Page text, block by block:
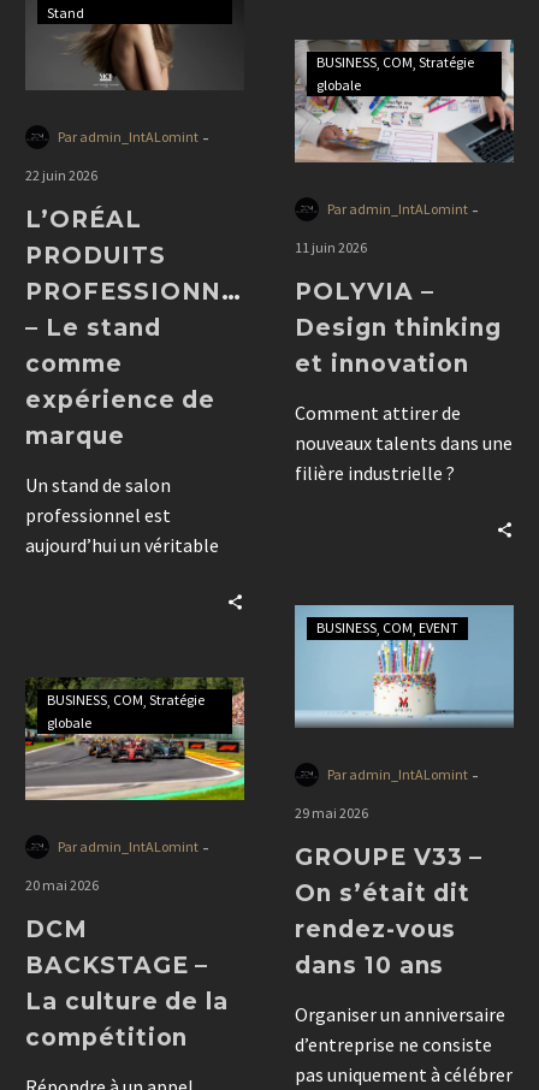
un rendez-vous
institutionnel en véritable
expérience de
communication.
Stand
Par admin_IntALomint -
22 juin 2026
L’ORÉAL
PRODUITS
PROFESSIONNELS
– Le stand
comme
expérience de
marque
Un stand de salon
professionnel est
aujourd’hui un véritable
Découvrez comment DCM
visibilité, les échanges et
l’engagement des
visiteurs.
BUSINESS COM Stratégie
globale
Par admin_IntALomint -
11 juin 2026
POLYVIA –
Design thinking
et innovation
Comment attirer de
nouveaux talents dans une
filière industrielle ?
pédagogiques innovants
favorisant l’attractivité
des métiers.
BUSINESS COM EVENT
Par admin_IntALomint -
29 mai 2026
GROUPE V33 –
On s’était dit
rendez-vous
dans 10 ans
Organiser un anniversaire
d’entreprise ne consiste
pas uniquement à célébrer
BUSINESS COM Stratégie
globale
Par admin_IntALomint -
20 mai 2026
DCM
BACKSTAGE –
La culture de la
compétition